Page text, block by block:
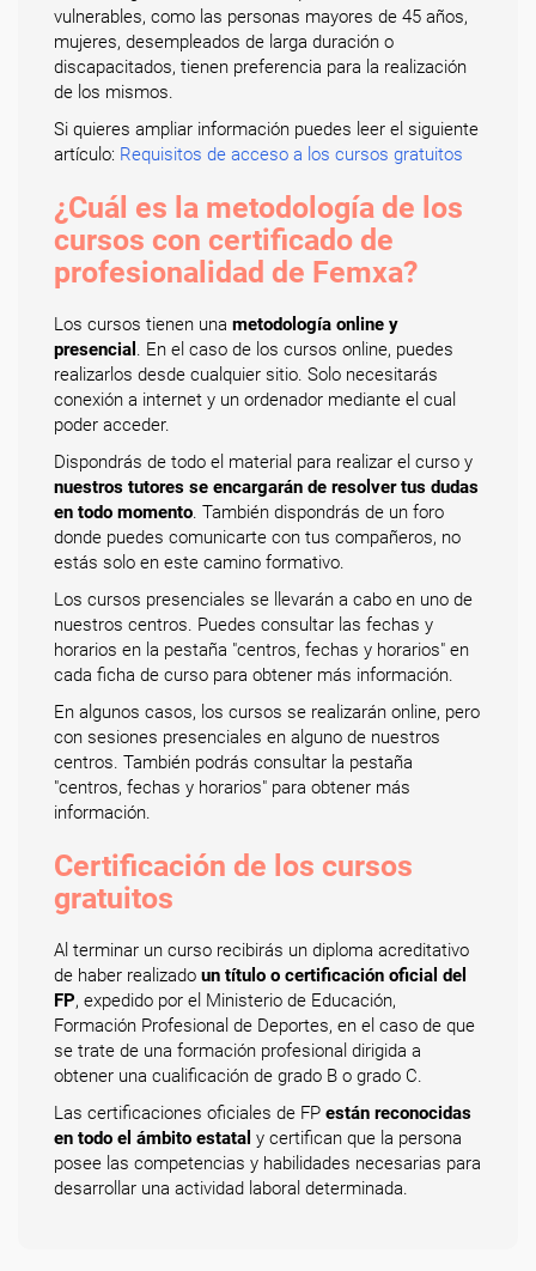
vulnerables, como las personas mayores de 45 años,
mujeres, desempleados de larga duración o
discapacitados, tienen preferencia para la realización
de los mismos.
Si quieres ampliar información puedes leer el siguiente
artículo: Requisitos de acceso a los cursos gratuitos
¿Cuál es la metodología de los
cursos con certificado de
profesionalidad de Femxa?
Los cursos tienen una metodología online y
presencial . En el caso de los cursos online, puedes
realizarlos desde cualquier sitio. Solo necesitarás
conexión a internet y un ordenador mediante el cual
poder acceder.
Dispondrás de todo el material para realizar el curso y
nuestros tutores se encargarán de resolver tus dudas
en todo momento. También dispondrás de un foro
donde puedes comunicarte con tus compañeros, no
estás solo en este camino formativo.
Los cursos presenciales se llevarán a cabo en uno de
nuestros centros. Puedes consultar las fechas y
horarios en la pestaña "centros, fechas y horarios" en
cada ficha de curso para obtener más información.
En algunos casos, los cursos se realizarán online, pero
con sesiones presenciales en alguno de nuestros
centros. También podrás consultar la pestaña
"centros, fechas y horarios" para obtener más
información.
Certificación de los cursos
gratuitos
Al terminar un curso recibirás un diploma acreditativo
de haber realizado un título o certificación oficial del
FP, expedido por el Ministerio de Educación,
Formación Profesional de Deportes, en el caso de que
se trate de una formación profesional dirigida a
obtener una cualificación de grado B o grado C.
Las certificaciones oficiales de FP están reconocidas
en todo el ámbito estatal y certifican que la persona
posee las competencias y habilidades necesarias para
desarrollar una actividad laboral determinada.